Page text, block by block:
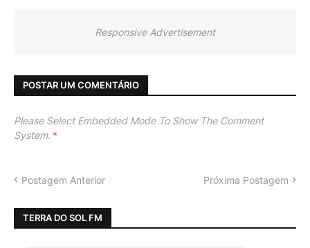
Responsive Advertisement
POSTAR UM COMENTÁRIO
Please Select Embedded Mode To Show The Comment
System. *
Postagem Anterior Próxima Postagem
TERRA DO SOL FM